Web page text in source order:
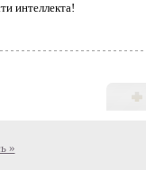
интеллекта!
»